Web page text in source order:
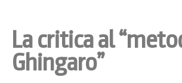
La critica al
Ghingaro”